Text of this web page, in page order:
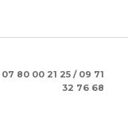
07 80 00 21 25 / 09 71
32 76 68